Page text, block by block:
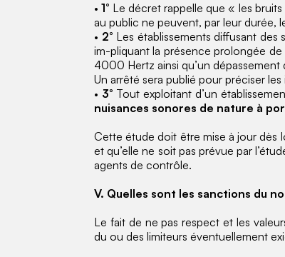
•1° Le décret rappelle que « les
au public ne peuvent, par leur durée,
• 2° Les établissements diffusant des
im-pliquant la présence prolongée de
4000 Hertz ainsi qu’un
Un arrêté sera publié pour préciser
• 3° Tout exploitant d’un
nuisances sonores de nature à
Cette étude doit être mise à jour dès
et qu’elle ne soit pas prévue par
agents de contrôle.
V. Quelles sont les sanctions du
Le fait de ne pas respect et les
du ou des limiteurs éventuellement